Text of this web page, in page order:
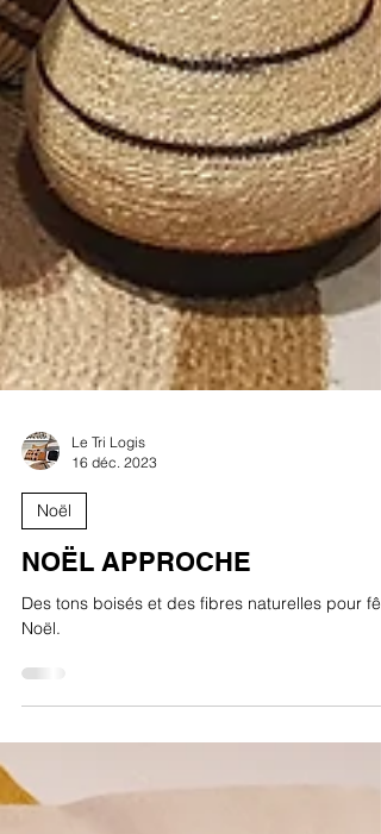
Le Tri Logis
Noël
NOËL APPROCHE
Noël.